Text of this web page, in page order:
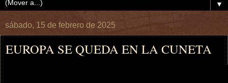
▼
sábado, 15 de febrero de 2025
EUROPA SE QUEDA EN LA CUNETA